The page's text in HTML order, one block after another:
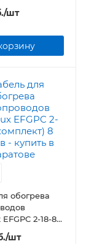
(комплект) 4 метра
/шт
обогрева
2-18-8
(комплект) 8 метров
/шт